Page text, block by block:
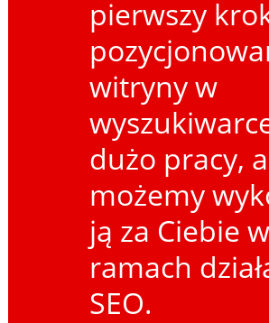
pierwszy
witryny w
dużo pracy,
możemy
ją za Ciebie w
ramach
SEO.